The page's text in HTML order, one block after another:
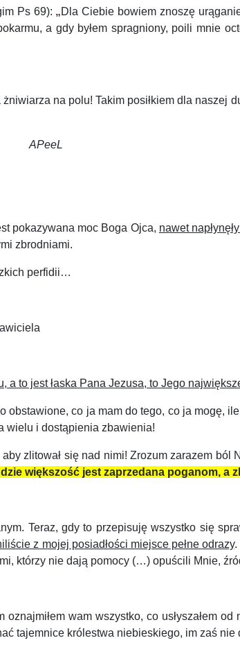
Ps 69): „Dla Ciebie bowiem znoszę
a gdy byłem spragniony, poili mnie
na polu! Takim posiłkiem dla naszej
APeeL
pokazywana moc Boga Ojca, nawet
zbrodniami.
perfidii…
a to jest łaska Pana Jezusa, to Jego
co ja mam do tego, co ja mogę,
wielu i dostąpienia zbawienia!
zlitował się nad nimi! Zrozum zarazem
większość jest zaprzedana poganom,
Teraz, gdy to przepisuję wszystko się
z mojej posiadłości miejsce pełne odrazy.
którzy nie dają pomocy (…) opuścili Mnie,
wam wszystko, co usłyszałem od
tajemnice królestwa niebieskiego, im zaś nie